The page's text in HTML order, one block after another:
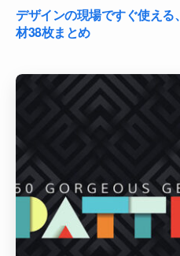
デザインの現場ですぐ使え
材38枚まとめ